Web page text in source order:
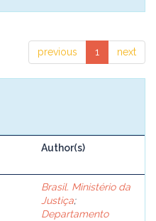
previous 1 next
Author(s)
Brasil. Ministério da
Justiça;
Departamento